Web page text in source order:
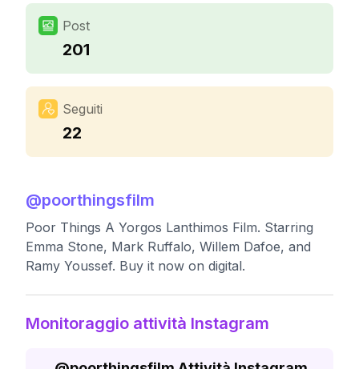
Post
201
Seguiti
22
@poorthingsfilm
Poor Things A Yorgos Lanthimos Film. Starring
Emma Stone, Mark Ruffalo, Willem Dafoe, and
Ramy Youssef. Buy it now on digital.
Monitoraggio attività Instagram